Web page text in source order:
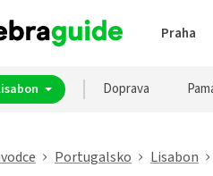
Praha
Doprava
Portugalsko Lisabon